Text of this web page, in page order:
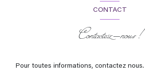
CONTACT
Contactez-nous !
Pour toutes informations, contactez nous.